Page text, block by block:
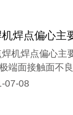
机焊点偏心主
机焊点偏心主
端面接触面不
07-08